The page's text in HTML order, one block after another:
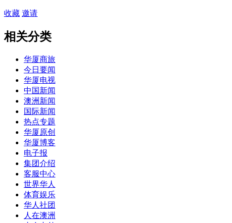
收藏 邀请
相关分类
华厦商旅
今日要闻
华厦电视
中国新闻
澳洲新闻
国际新闻
热点专题
华厦原创
华厦博客
电子报
集团介绍
客服中心
世界华人
体育娱乐
华人社团
人在澳洲